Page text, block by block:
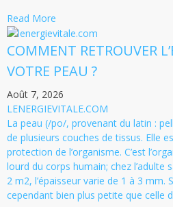
Read More
COMMENT RETROUVER
VOTRE PEAU ?
Août 7, 2026
LENERGIEVITALE.COM
La peau (/po/, provenant du latin :
de plusieurs couches de tissus. Elle
protection de l’organisme. C’est
lourd du corps humain; chez l’adulte
2 m2, l’épaisseur varie de 1 à 3 mm.
cependant bien plus petite que celle